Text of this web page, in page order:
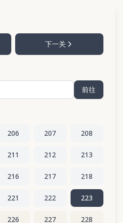
下一关
前往
206 207 208
211 212 213
216 217 218
221 222 223
226 227 228